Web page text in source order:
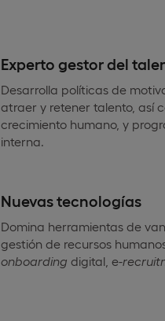
Experto gestor del
Desarrolla políticas de
atraer y retener talento, así
crecimiento humano, y
interna.
Nuevas tecnologías
Domina herramientas de
gestión de recursos
onboarding digital, e-